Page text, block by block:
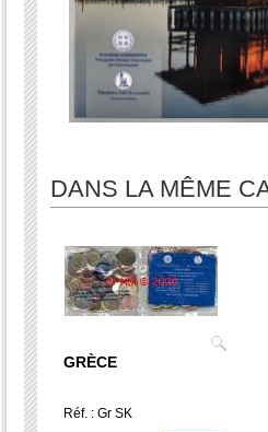
DANS LA MÊME
GRÈCE
Réf. : Gr SK